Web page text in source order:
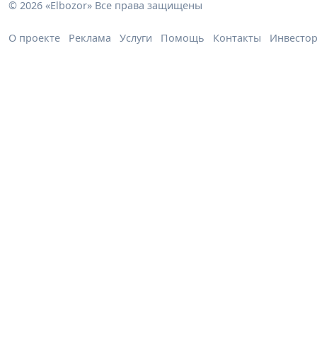
© 2026 «Elbozor» Все права защищены
О проекте Реклама Услуги Помощь Контакты